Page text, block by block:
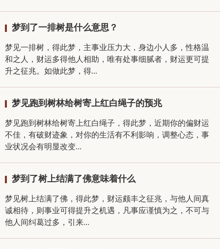
梦到了一排树是什么意思？
梦见一排树，得此梦，主事业压力大，身边小人多，性格温
和之人，财运多得他人相助，唯有处事细腻者，财运更可提
升之征兆。如做此梦，得...
梦见跑到树林给树寄上红白绳子的预兆
梦见跑到树林给树寄上红白绳子，得此梦，近期你的偏财运
不佳，有破财迹象，对你的生活有不利影响，调整心态，事
业状况会有明显改变...
梦到了树上结满了佛意味着什么
梦见树上结满了佛，得此梦，财运颇丰之征兆，与他人间真
诚相待，则事业可得提升之机遇，凡事应谨慎为之，不可与
他人间纠葛过多，引来...